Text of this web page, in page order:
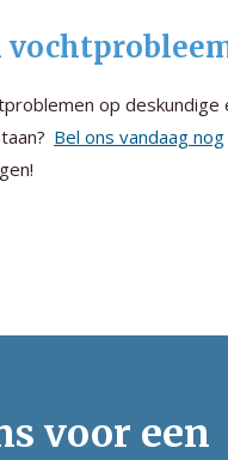
op deskundige
Bel ons vandaag nog
voor een